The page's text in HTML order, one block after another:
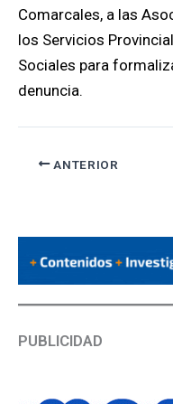
Comarcales, a las
los Servicios
Sociales para
denuncia.
ANTERIOR
PUBLICIDAD